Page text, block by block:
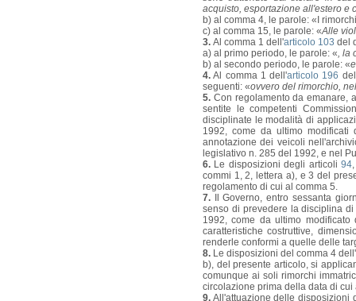
acquisto, esportazione all'estero e
b) al comma 4, le parole: «I
c) al comma 15, le parole: «Alle
3. Al comma 1 dell'articolo 103 del
a) al primo periodo, le parole: «, la
b) al secondo periodo, le parole: «
4. Al comma 1 dell'articolo 196
seguenti: «ovvero del rimorchio,
5. Con regolamento da emanare,
sentite le competenti
disciplinate le modalità di
1992, come da ultimo
annotazione dei veicoli
legislativo n. 285 del 1992, e nel
6. Le disposizioni degli articoli94
commi 1, 2, lettera a), e 3 del
regolamento di cui al comma 5.
7.
Il Governo, entro sessanta
senso di prevedere la disciplina
1992, come da ultimo
caratteristiche costruttive,
renderle conformi a quelle delle
8. Le disposizioni del comma 4 dell'
b), del presente articolo, si
comunque ai soli rimorchi
circolazione prima della data di
9. All'attuazione delle disposizioni